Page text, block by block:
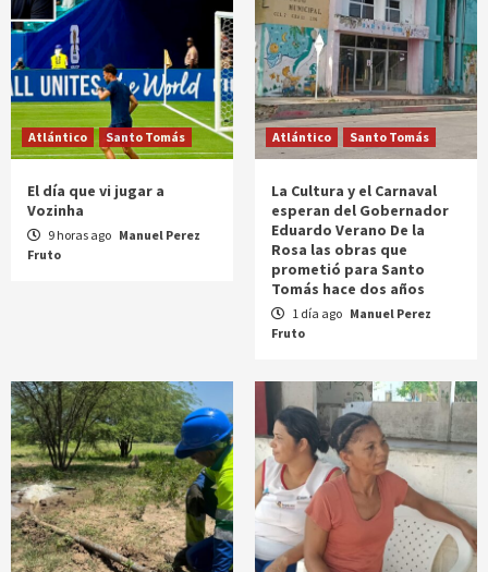
Atlántico Santo Tomás
El día que vi jugar a
Vozinha
9 horas ago Manuel Perez
Fruto
Atlántico Santo Tomás
La Cultura y el Carnaval
esperan del Gobernador
Eduardo Verano De la
Rosa las obras que
prometió para Santo
Tomás hace dos años
1 día ago Manuel Perez
Fruto